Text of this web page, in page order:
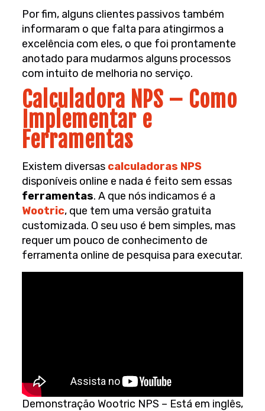
Por fim, alguns clientes passivos também
informaram o que falta para atingirmos a
excelência com eles, o que foi prontamente
anotado para mudarmos alguns processos
com intuito de melhoria no serviço.
Calculadora NPS – Como
Implementar e
Ferramentas
Existem diversas calculadoras NPS
disponíveis online e nada é feito sem essas
ferramentas. A que nós indicamos é a
Wootric, que tem uma versão gratuita
customizada. O seu uso é bem simples, mas
requer um pouco de conhecimento de
ferramenta online de pesquisa para executar.
Demonstração Wootric NPS – Está em inglês,